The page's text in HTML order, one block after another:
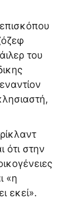
του
ότι στην
«η
εκεί».